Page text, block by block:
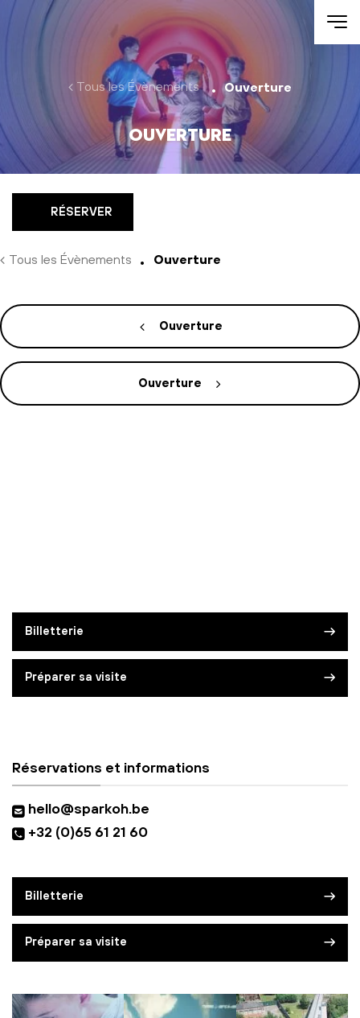
Aller au contenu
Tous les Évènements Ouverture
Ouverture
RÉSERVER
Billetterie
Préparer sa visite
Tous les Évènements Ouverture
Ouverture
Ouverture
Réservations et informations
hello@sparkoh.be
+32 (0)65 61 21 60
Billetterie
Préparer sa visite